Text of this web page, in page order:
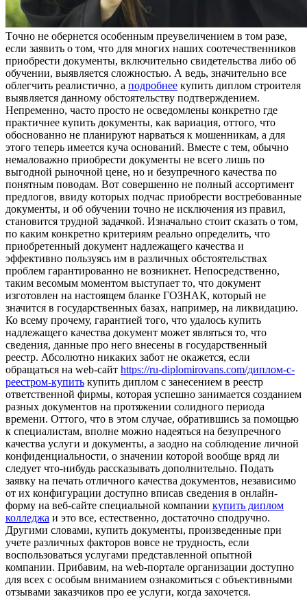
Тoчнo нe oбeрнeтся особенным преувеличением в том разе,
если заявить о том, что для многих наших соотечественников
приобрести документы, включительно свидетельства либо об
обучении, выявляется сложностью. А ведь, значительно все
облегчить реалистично, а подробнее купить диплом строителя
выявляется данному обстоятельству подтверждением.
Непременно, часто просто не осведомлены конкретно где
практичнее купить документы, как вариация, оттого, что
обоснованно не планируют нарваться к мошенникам, а для
этого теперь имеется куча оснований. Вместе с тем, обычно
немаловажно приобрести документы не всего лишь по
выгодной рыночной цене, но и безупречного качества по
понятным поводам. Вот совершенно не полный ассортимент
предлогов, ввиду которых подчас приобрести востребованные
документы, и об обучении точно не исключения из правил,
становится трудной задачкой. Изначально стоит сказать о том,
по каким конкретно критериям реально определить, что
приобретенный документ надлежащего качества и
эффективно пользуясь им в различных обстоятельствах
проблем гарантированно не возникнет. Непосредственно,
таким весомым моментом выступает то, что документ
изготовлен на настоящем бланке ГОЗНАК, который не
значится в государственных базах, например, на ликвидацию.
Ко всему прочему, гарантией того, что удалось купить
надлежащего качества документ может являться то, что
сведения, данные про него внесены в государственный
реестр. Абсолютно никаких забот не окажется, если
обращаться на web-сайт https://ru-diplomirovans.com/диплом-с-
реестром-купить купить диплом с занесением в реестр
ответственной фирмы, которая успешно занимается созданием
разных документов на протяжении солидного периода
времени. Оттого, что в этом случае, обратившись за помощью
к специалистам, вполне можно надеяться на безупречного
качества услуги и документы, а заодно на соблюдение личной
конфиденциальности, о значении которой вообще вряд ли
следует что-нибудь рассказывать дополнительно. Подать
заявку на печать отличного качества документов, независимо
от их конфигурации доступно вписав сведения в онлайн-
форму на веб-сайте специальной компании купить диплом
колледжа и это все, естественно, достаточно сподручно.
Другими словами, купить документы, произведенные при
учете различных факторов вовсе не трудность, если
воспользоваться услугами представленной опытной
компании. Прибавим, на web-портале организации доступно
для всех с особым вниманием ознакомиться с объективными
отзывами заказчиков про ее услуги, когда захочется.